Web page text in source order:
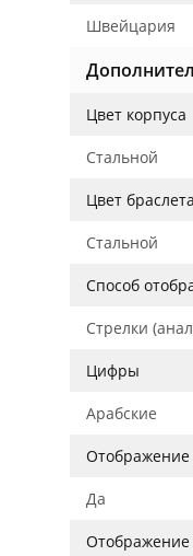
Швейцария
Цвет корпуса
Стальной
Цвет
Стальной
Способ
Стрелки
Цифры
Арабские
Отображение
Да
Отображение